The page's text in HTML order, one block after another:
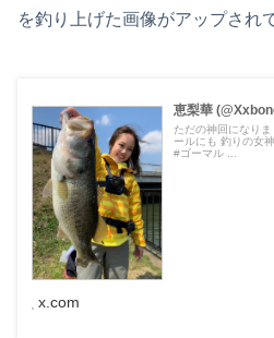
を釣り上げた画像がアップされ
恵梨華
ただの神回になり
ールにも 釣りの女
#ゴーマル ...
x.com